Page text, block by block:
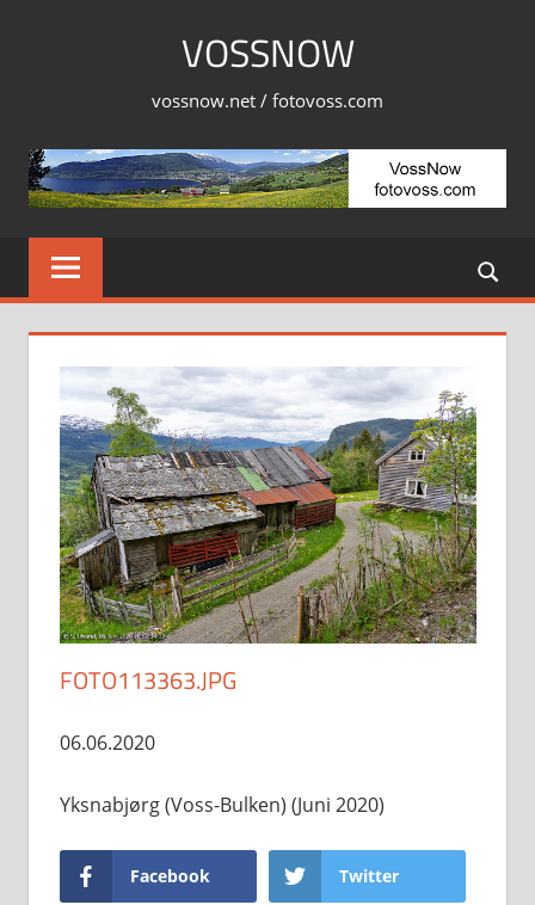
VOSSNOW
vossnow.net / fotovoss.com
FOTO113363.JPG
06.06.2020
Yksnabjørg (Voss-Bulken) (Juni 2020)
Facebook Twitter